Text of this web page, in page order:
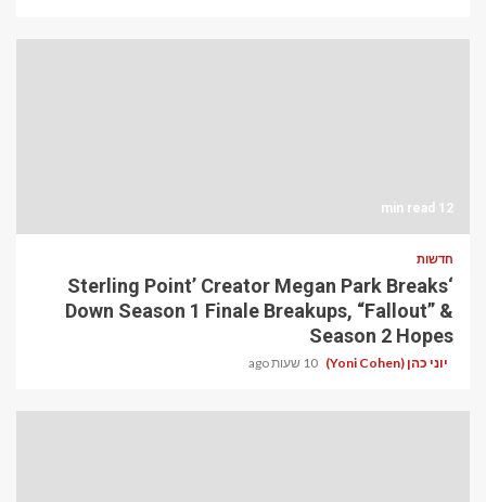
12 min read
חדשות
‘Sterling Point’ Creator Megan Park Breaks
Down Season 1 Finale Breakups, “Fallout” &
Season 2 Hopes
יוני כהן (Yoni Cohen) 10 שעות ago